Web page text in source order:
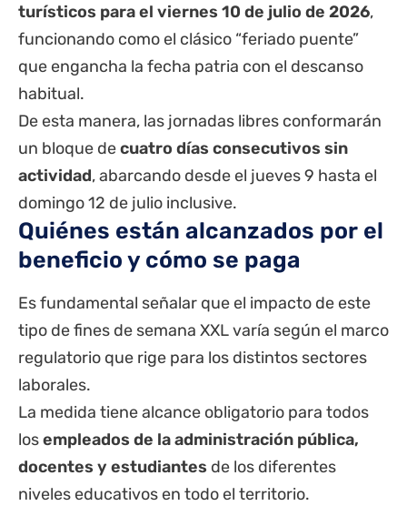
turísticos para el viernes 10 de julio de 2026,
funcionando como el clásico “feriado puente”
que engancha la fecha patria con el descanso
habitual.
De esta manera, las jornadas libres conformarán
un bloque decuatro días consecutivos sin
actividad, abarcando desde el jueves 9 hasta el
domingo 12 de julio inclusive.
Quiénes están alcanzados por el
beneficio y cómo se paga
Es fundamental señalar que el impacto de este
tipo de fines de semana XXL varía según el marco
regulatorio que rige para los distintos sectores
laborales.
La medida tiene alcance obligatorio para todos
losempleados de la administración pública,
docentes y estudiantes de los diferentes
niveles educativos en todo el territorio.